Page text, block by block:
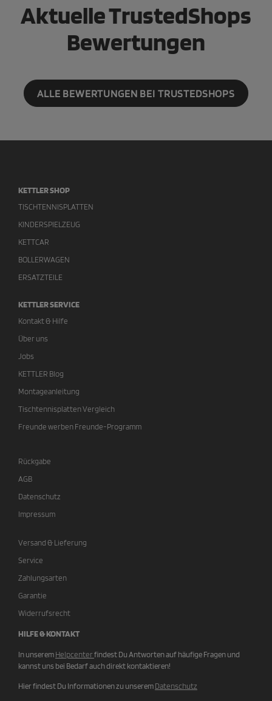
Aktuelle TrustedShops
Bewertungen
ALLE BEWERTUNGEN BEI TRUSTEDSHOPS
KETTLER SHOP
TISCHTENNISPLATTEN
KINDERSPIELZEUG
KETTCAR
BOLLERWAGEN
ERSATZTEILE
KETTLER SERVICE
Kontakt & Hilfe
Über uns
Jobs
KETTLER Blog
Montageanleitung
Tischtennisplatten Vergleich
Freunde werben Freunde-Programm
Rückgabe
AGB
Datenschutz
Impressum
Versand & Lieferung
Service
Zahlungsarten
Garantie
Widerrufsrecht
HILFE & KONTAKT
In unserem Helpcenter findest Du Antworten auf häufige Fragen und
kannst uns bei Bedarf auch direkt kontaktieren!
Hier findest Du Informationen zu unserem Datenschutz